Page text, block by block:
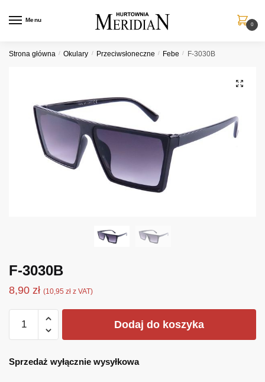
Menu
0
Strona główna / Okulary / Przeciwsłoneczne / Febe / F-3030B
F-3030B
8,90 zł (10,95 zł z VAT)
Dodaj do koszyka
Sprzedaż wyłącznie wysyłkowa